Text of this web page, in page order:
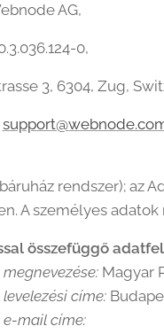
AG,
0,
3, 6304, Zug,
rendszer); az
A személyes
összefüggő
Magyar
címe:
mail címe: